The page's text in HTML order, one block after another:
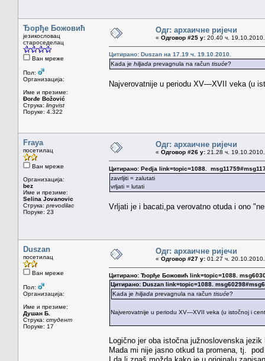
Ђорђе Божовић
језикословац
староседелац
Ван мреже
Пол:
Организација:
Име и презиме:
Đorđe Božović
Струка: lingvist
Поруке: 4.322
Одг: архаичне ријечи
« Одговор #25 у: 20.40 ч.
Цитирано: Duszan на 17.19 ч. 19.10.2010.
Kada je hiljada prevagnula na račun tisuće?
Najverovatnije u periodu XV—XVII veka (u
Fraya
посетилац
Ван мреже
Организација:
bez
Име и презиме:
Selina Jovanovic
Струка: prevodilac
Поруке: 23
Одг: архаичне ријечи
« Одговор #26 у: 21.28 ч.
Цитирано: Pedja link=topic=1088.
zavrljiti = zalutati
vrljati = lutati
Vrljati je i bacati,pa verovatno otuda i ono
Duszan
посетилац
Ван мреже
Пол:
Организација:
Име и презиме:
Душан Б.
Струка: студент
Поруке: 17
Одг: архаичне ријечи
« Одговор #27 у: 01.27 ч.
Цитирано: Ђорђе Божовић link=topic=1088.
Цитирано: Duszan link=topic=1088.
Kada je hiljada prevagnula na račun tisuće?
Najverovatnije u periodu XV—XVII veka (u istočnoj i
Logično jer oba istočna južnoslovenska
Mada mi nije jasno otkud ta promena, tj.